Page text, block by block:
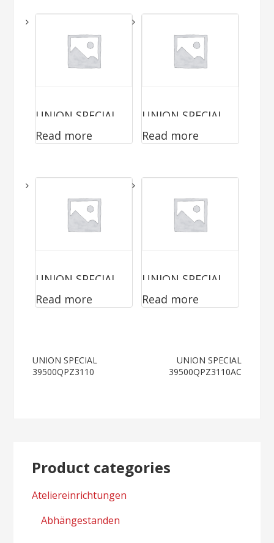
UNION SPECIAL
2200AA
Read more
UNION SPECIAL
81200AC
Read more
UNION SPECIAL
81500BZ3290
Read more
UNION SPECIAL
81200C
Read more
Post
UNION SPECIAL
39500QPZ3110
UNION SPECIAL
39500QPZ3110AC
Product categories
Ateliereinrichtungen
Abhängestanden